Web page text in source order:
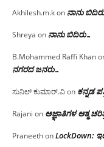
Akhilesh.m.kon ನಾನು
Shreya on ನಾನು ಬಿದಿರು…
B.Mohammed Raffi Khan
ನಗರದ ಜನರು…
ಸುನಿಲ್ ಕುಮಾರ್.ವಿon ಕನ್ನಡ
Rajani on ಅಜ್ಞಾತಿಗಳ ಆತ್ಮ
PraneethonLockDown: